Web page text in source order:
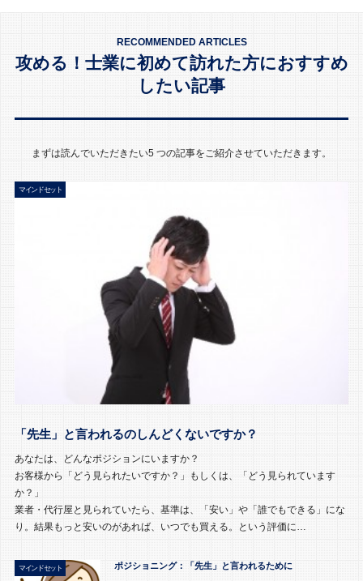
RECOMMENDED ARTICLES
攻める！士業に初めて訪れた方におすすめ
したい記事
まずは読んでいただきたい5 つの記事をご紹介させていただきます。
マインドセット
「先生」と言われるのしんどくないですか？
あなたは、どんなポジションにいますか？
お客様から「どう見られたいですか？」もしくは、「どう見られています
か？」
業者・代行屋と見られていたら、基準は、「安い」や「誰でもできる」にな
り。結果もっと安いのがあれば、いつでも買える。という評価に…
マインドセット ポジショニング：「先生」と言われるために